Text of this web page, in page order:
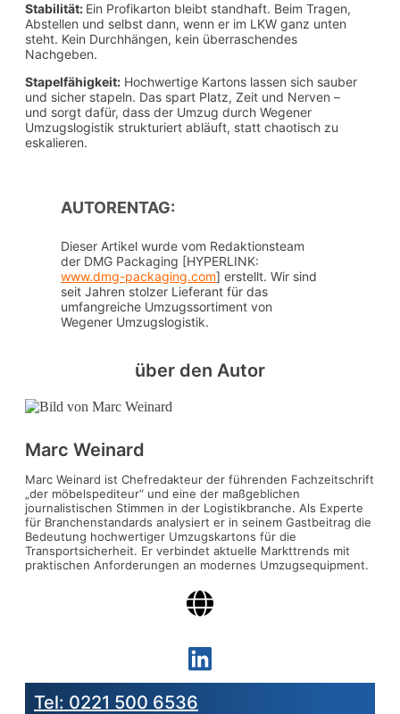
Stabilität: Ein Profikarton bleibt standhaft. Beim Tragen,
Abstellen und selbst dann, wenn er im LKW ganz unten
steht. Kein Durchhängen, kein überraschendes
Nachgeben.
Stapelfähigkeit: Hochwertige Kartons lassen sich sauber
und sicher stapeln. Das spart Platz, Zeit und Nerven –
und sorgt dafür, dass der Umzug durch Wegener
Umzugslogistik strukturiert abläuft, statt chaotisch zu
eskalieren.
AUTORENTAG:
Dieser Artikel wurde vom Redaktionsteam
der DMG Packaging [HYPERLINK:
www.dmg-packaging.com] erstellt. Wir sind
seit Jahren stolzer Lieferant für das
umfangreiche Umzugssortiment von
Wegener Umzugslogistik.
über den Autor
Marc Weinard
Marc Weinard ist Chefredakteur der führenden Fachzeitschrift
„der möbelspediteur“ und eine der maßgeblichen
journalistischen Stimmen in der Logistikbranche. Als Experte
für Branchenstandards analysiert er in seinem Gastbeitrag die
Bedeutung hochwertiger Umzugskartons für die
Transportsicherheit. Er verbindet aktuelle Markttrends mit
praktischen Anforderungen an modernes Umzugsequipment.
Tel: 0221 500 6536